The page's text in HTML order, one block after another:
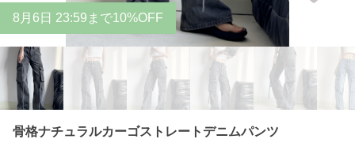
8 月 6 日 23:59まで10%OFF
骨格ナチュラルカーゴストレートデニムパンツ